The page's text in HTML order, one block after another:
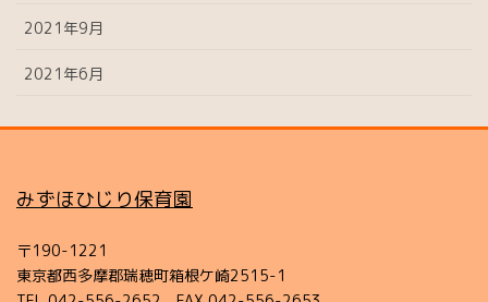
2021年9月
2021年6月
みずほひじり保育園
〒190-1221
東京都西多摩郡瑞穂町箱根ケ崎2515-1